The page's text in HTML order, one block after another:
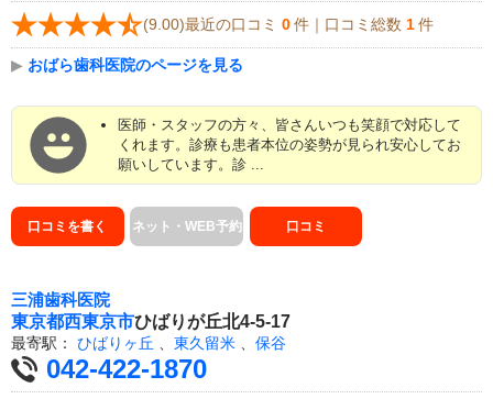
(9.00)最近の口コミ 0 件｜口コミ総数 1 件
▶ おばら歯科医院のページを見る
医師・スタッフの方々、皆さんいつも笑顔で対応して
くれます。診療も患者本位の姿勢が見られ安心してお
願いしています。診 ...
口コミを書く ネット・WEB予約 口コミ
三浦歯科医院
東京都西東京市ひばりが丘北4-5-17
最寄駅： ひばりヶ丘 東久留米 保谷
042-422-1870